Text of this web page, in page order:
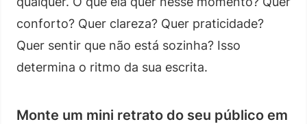
conforto? Quer clareza? Quer praticidade?
Quer sentir que não está sozinha? Isso
determina o ritmo da sua escrita.
Monte um mini retrato do seu público em